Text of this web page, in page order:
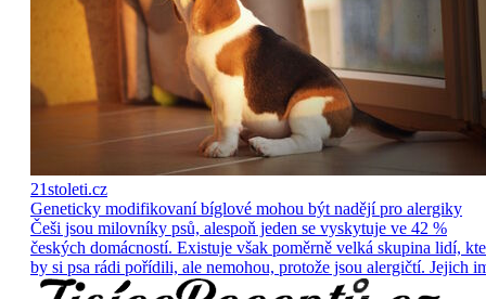
21stoleti.cz
Geneticky modifikovaní bíglové mohou být nadějí pro alergiky
Češi jsou milovníky psů, alespoň jeden se vyskytuje ve 42 %
českých domácností. Existuje však poměrně velká skupina lidí,
by si psa rádi pořídili, ale nemohou, protože jsou alergičtí. Jejich